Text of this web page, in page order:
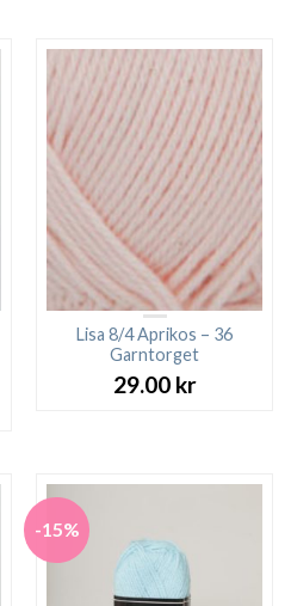
Lisa 8/4 Aprikos – 36
Garntorget
29.00 kr
-15%